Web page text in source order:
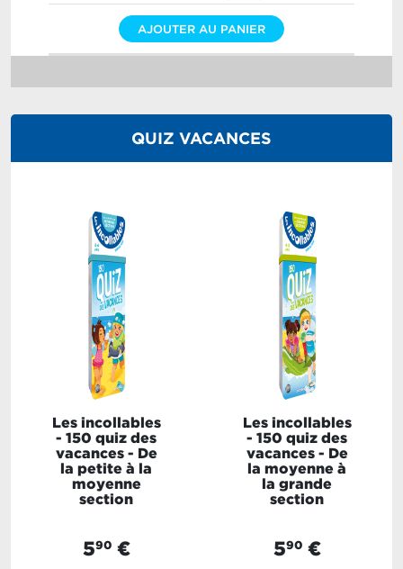
AJOUTER AU PANIER
QUIZ VACANCES
Les incollables
- 150 quiz des
vacances - De
la petite à la
moyenne
section
590€
Les incollables
- 150 quiz des
vacances - De
la moyenne à
la grande
section
590€